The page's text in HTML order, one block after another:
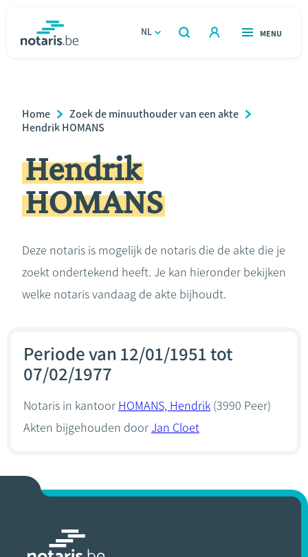
gaan
NL
OPEN
ZOEKEN
OPEN
MENU
Relatie & samenleven
Erven & schenken
Ondernemen
Rekenmodules
Breadcrumb
Home
Zoek de minuuthouder van een akte
Hendrik HOMANS
Hendrik
HOMANS
Deze notaris is mogelijk de notaris die de akte die je
zoekt ondertekend heeft. Je kan hieronder bekijken
welke notaris vandaag de akte bijhoudt.
Periode van 12/01/1951 tot
07/02/1977
Notaris in kantoor HOMANS, Hendrik (3990 Peer)
Akten bijgehouden door Jan Cloet